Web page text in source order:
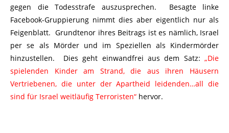
gegen die Todesstrafe auszusprechen. Besagte linke
Facebook-Gruppierung nimmt dies aber eigentlich nur als
Feigenblatt. Grundtenor ihres Beitrags ist es nämlich, Israel
per se als Mörder und im Speziellen als Kindermörder
hinzustellen. Dies geht einwandfrei aus dem Satz: „Die
spielenden Kinder am Strand, die aus ihren Häusern
Vertriebenen, die unter der Apartheid leidenden…all die
sind für Israel weitläufig Terroristen“ hervor.